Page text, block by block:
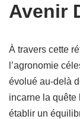
Avenir
À travers cette
l’agronomie
évolué au-delà
incarne la quête
établir un